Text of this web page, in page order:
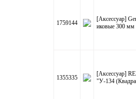
1759144
[Аксессуар]
иковые 300
1355335
[Аксессуар]
"У-134